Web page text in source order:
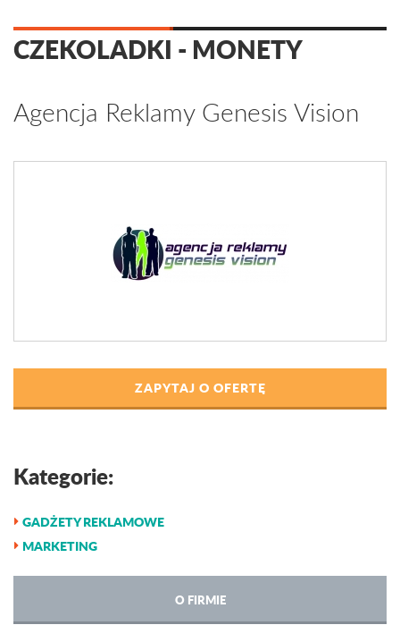
CZEKOLADKI - MONETY
Agencja Reklamy Genesis Vision
ZAPYTAJ O OFERTĘ
Kategorie:
GADŻETY REKLAMOWE
MARKETING
O FIRMIE